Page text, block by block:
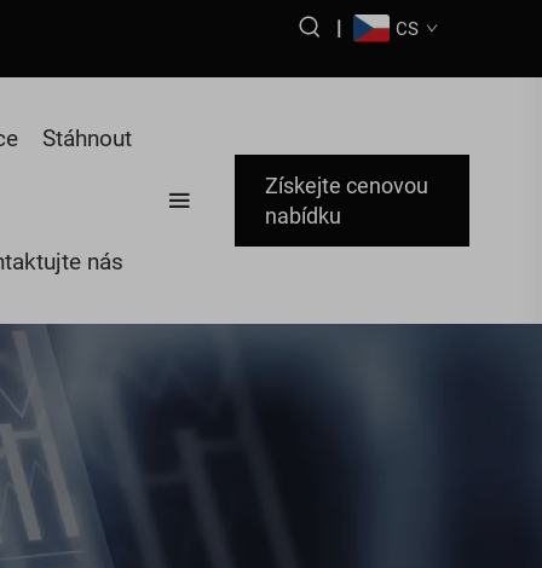
| CS
Stáhnout
nás
Získejte cenovou
nabídku